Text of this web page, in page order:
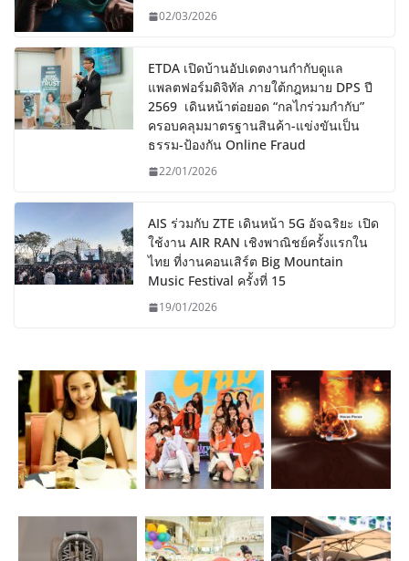
02/03/2026
ETDA เปิดบ้านอัปเดตงานกำกับดูแล
แพลตฟอร์มดิจิทัล ภายใต้กฎหมาย DPS ปี
2569 เดินหน้าต่อยอด “กลไกร่วมกำกับ”
ครอบคลุมมาตรฐานสินค้า-แข่งขันเป็น
ธรรม-ป้องกัน Online Fraud
22/01/2026
AIS ร่วมกับ ZTE เดินหน้า 5G อัจฉริยะ เปิด
ใช้งาน AIR RAN เชิงพาณิชย์ครั้งแรกใน
ไทย ที่งานคอนเสิร์ต Big Mountain
Music Festival ครั้งที่ 15
19/01/2026